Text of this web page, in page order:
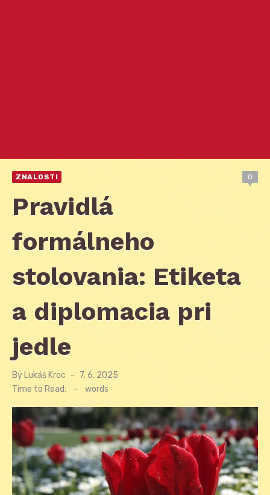
ZNALOSTI 0
Pravidlá
formálneho
stolovania: Etiketa
a diplomacia pri
jedle
By Lukáš Kroc
Posted
on
7. 6. 2025
Time to Read:
- words